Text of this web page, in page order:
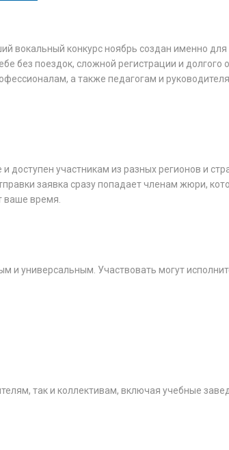
вокальный конкурс ноябрь создан именно для
без поездок, сложной регистрации и долгого
а также педагогам и
участникам из разных регионов и
заявка сразу попадает членам жюри,
ваше время.
и универсальным. Участвовать могут
так и коллективам, включая учебные